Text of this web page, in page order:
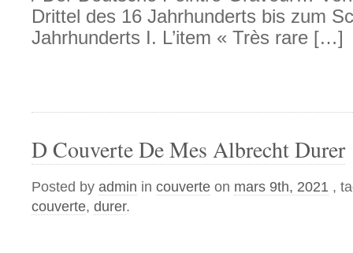
Drittel des 16 Jahrhunderts bis zum
Jahrhunderts I. L’item « Très rare […]
D Couverte De Mes Albrecht Durer
Posted by admin in couverte on mars 9th, 2021 ,
couverte, durer.